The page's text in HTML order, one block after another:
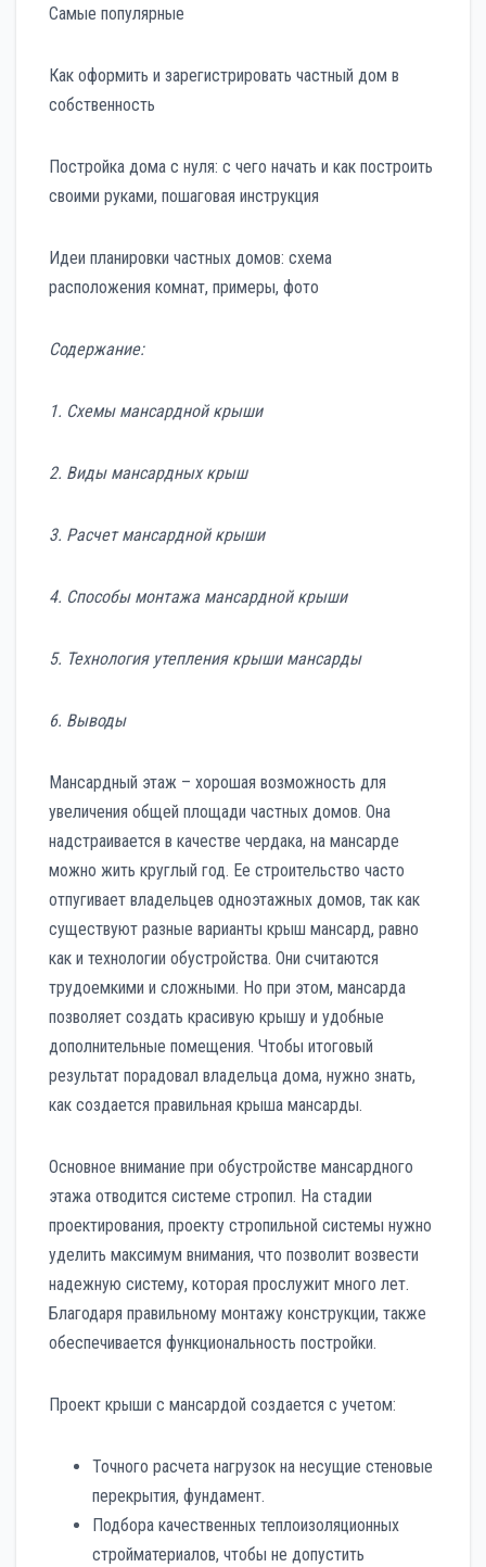
Самые популярные
Как оформить и зарегистрировать частный дом в
собственность
Постройка дома с нуля: с чего начать и как построить
своими руками, пошаговая инструкция
Идеи планировки частных домов: схема
расположения комнат, примеры, фото
Содержание:
1. Схемы мансардной крыши
2. Виды мансардных крыш
3. Расчет мансардной крыши
4. Способы монтажа мансардной крыши
5. Технология утепления крыши мансарды
6. Выводы
Мансардный этаж – хорошая возможность для
увеличения общей площади частных домов. Она
надстраивается в качестве чердака, на мансарде
можно жить круглый год. Ее строительство часто
отпугивает владельцев одноэтажных домов, так как
существуют разные варианты крыш мансард, равно
как и технологии обустройства. Они считаются
трудоемкими и сложными. Но при этом, мансарда
позволяет создать красивую крышу и удобные
дополнительные помещения. Чтобы итоговый
результат порадовал владельца дома, нужно знать,
как создается правильная крыша мансарды.
Основное внимание при обустройстве мансардного
этажа отводится системе стропил. На стадии
проектирования, проекту стропильной системы нужно
уделить максимум внимания, что позволит возвести
надежную систему, которая прослужит много лет.
Благодаря правильному монтажу конструкции, также
обеспечивается функциональность постройки.
Проект крыши с мансардой создается с учетом:
Точного расчета нагрузок на несущие стеновые
перекрытия, фундамент.
Подбора качественных теплоизоляционных
стройматериалов, чтобы не допустить